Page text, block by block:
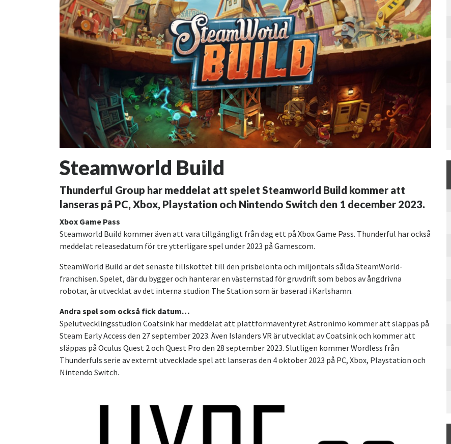
Steamworld Build
Thunderful Group har meddelat att spelet Steamworld Build kommer att
lanseras på PC, Xbox, Playstation och Nintendo Switch den 1 december 2023.
Xbox Game Pass
Steamworld Build kommer även att vara tillgängligt från dag ett på Xbox Game Pass. Thunderful har också
meddelat releasedatum för tre ytterligare spel under 2023 på Gamescom.
SteamWorld Build är det senaste tillskottet till den prisbelönta och miljontals sålda SteamWorld-
franchisen. Spelet, där du bygger och hanterar en västernstad för gruvdrift som bebos av ångdrivna
robotar, är utvecklat av det interna studion The Station som är baserad i Karlshamn.
Andra spel som också fick datum…
Spelutvecklingsstudion Coatsink har meddelat att plattformäventyret Astronimo kommer att släppas på
Steam Early Access den 27 september 2023. Även Islanders VR är utvecklat av Coatsink och kommer att
släppas på Oculus Quest 2 och Quest Pro den 28 september 2023. Slutligen kommer Wordless från
Thunderfuls serie av externt utvecklade spel att lanseras den 4 oktober 2023 på PC, Xbox, Playstation och
Nintendo Switch.